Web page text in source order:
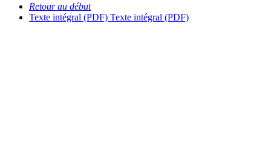
Retour au début
Texte intégral (PDF) Texte intégral (PDF)